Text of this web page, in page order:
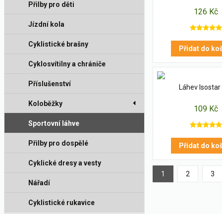
Přilby pro děti
Jízdní kola
Cyklistické brašny
Cyklosvítilny a chrániče
Příslušenství
Koloběžky
Sportovní láhve
Přilby pro dospělé
Cyklické dresy a vesty
Nářadí
Cyklistické rukavice
126 Kč
Přidat do
Láhev Isostar
109 Kč
Přidat do
1 2 3